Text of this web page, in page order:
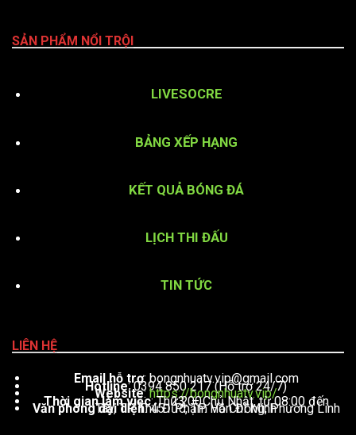
SẢN PHẨM NỔI TRỘI
LIVESOCRE
BẢNG XẾP HẠNG
KẾT QUẢ BÓNG ĐÁ
LỊCH THI ĐẤU
TIN TỨC
LIÊN HỆ
Email hỗ trợ:bongnhuatv.vip@gmail.com
Hotline: 0394 850 217 (Hỗ trợ 24/7)
Website:https://bongnhuatv.vip/
Thời gian làm việc : Thứ 2 – Chủ Nhật, từ 08:00 đến 23:00
Văn phòng đại diện: 451 Phạm Văn Đồng, Phường Linh Tây, TP. Thủ Đức, TP. Hồ Chí Minh